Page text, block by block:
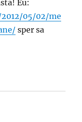
Eu:
05/02/me
sper sa